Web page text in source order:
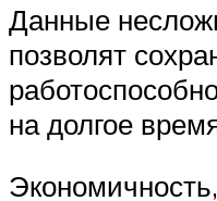
Данные
позволят
на долгое